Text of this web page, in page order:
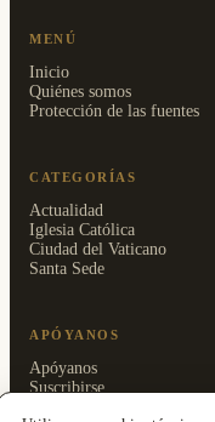
MENÚ
Inicio
Quiénes somos
Protección de las fuentes
CATEGORÍAS
Actualidad
Iglesia Católica
Ciudad del Vaticano
Santa Sede
APÓYANOS
Apóyanos
Suscribirse